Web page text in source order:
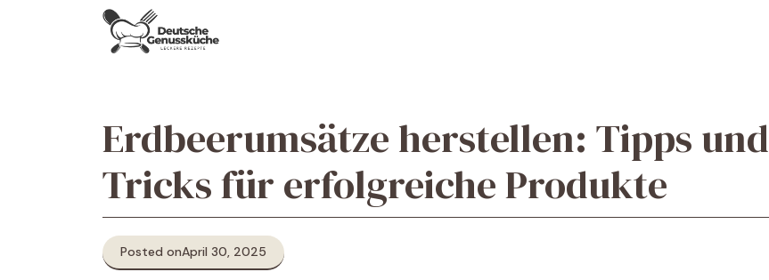
Erdbeerumsätze herstellen: Tipps und
Tricks für erfolgreiche Produkte
Posted onApril 30, 2025